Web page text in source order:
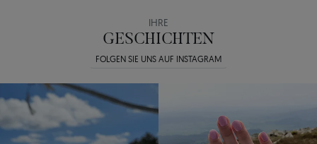
IHRE
GESCHICHTEN
FOLGEN SIE UNS AUF INSTAGRAM